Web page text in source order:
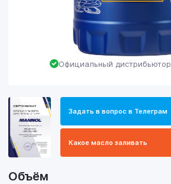
Официальный дистрибьютор
Задать в вопрос в Телеграм
Какое масло заливать
Объём